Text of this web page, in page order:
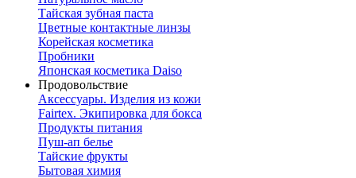
Тайская зубная паста
Цветные контактные линзы
Корейская косметика
Пробники
Японская косметика Daiso
Продовольствие
Аксессуары. Изделия из кожи
Fairtex. Экипировка для бокса
Продукты питания
Пуш-ап белье
Тайские фрукты
Бытовая химия